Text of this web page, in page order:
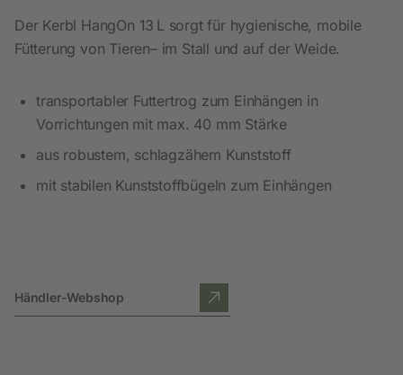
Der Kerbl HangOn 13 L sorgt für hygienische, mobile
Fütterung von Tieren– im Stall und auf der Weide.
transportabler Futtertrog zum Einhängen in
Vorrichtungen mit max. 40 mm Stärke
aus robustem, schlagzähem Kunststoff
mit stabilen Kunststoffbügeln zum Einhängen
Händler-Webshop